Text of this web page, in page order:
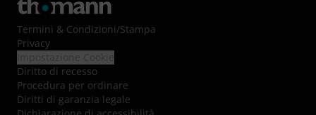
Termini & Condizioni/Stampa
Privacy
Diritto di recesso
Procedura per ordinare
Diritti di garanzia legale